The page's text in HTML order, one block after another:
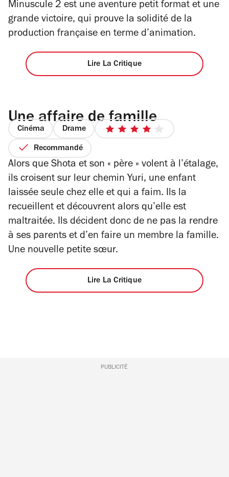
Minuscule 2 est une aventure petit format et une
grande victoire, qui prouve la solidité de la
production française en terme d’animation.
Lire La Critique
Une affaire de famille
Cinéma Drame
4
Recommandé
Alors que Shota et son « père » volent à l’étalage,
ils croisent sur leur chemin Yuri, une enfant
laissée seule chez elle et qui a faim. Ils la
recueillent et découvrent alors qu’elle est
maltraitée. Ils décident donc de ne pas la rendre
à ses parents et d’en faire un membre la famille.
Une nouvelle petite sœur.
Lire La Critique
PUBLICITÉ